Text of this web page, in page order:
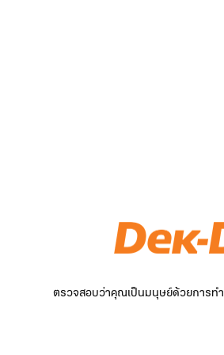
ตรวจสอบว่าคุณเป็นมนุษย์ด้วยการทำ